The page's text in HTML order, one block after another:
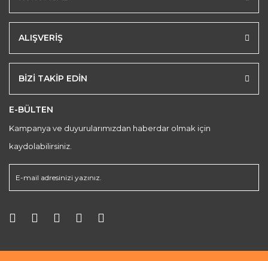
ALIŞVERİŞ
BİZİ TAKİP EDİN
E-BÜLTEN
Kampanya ve duyurularımızdan haberdar olmak için
kaydolabilirsiniz.